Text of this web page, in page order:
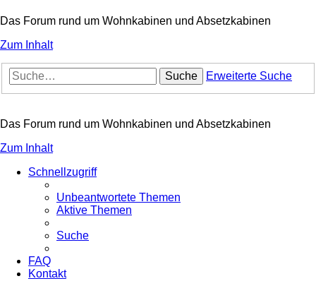
Das Forum rund um Wohnkabinen und Absetzkabinen
Zum Inhalt
Suche Erweiterte Suche
Das Forum rund um Wohnkabinen und Absetzkabinen
Zum Inhalt
Schnellzugriff
Unbeantwortete Themen
Aktive Themen
Suche
FAQ
Kontakt